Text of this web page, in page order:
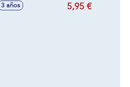
3 años 5,95 €